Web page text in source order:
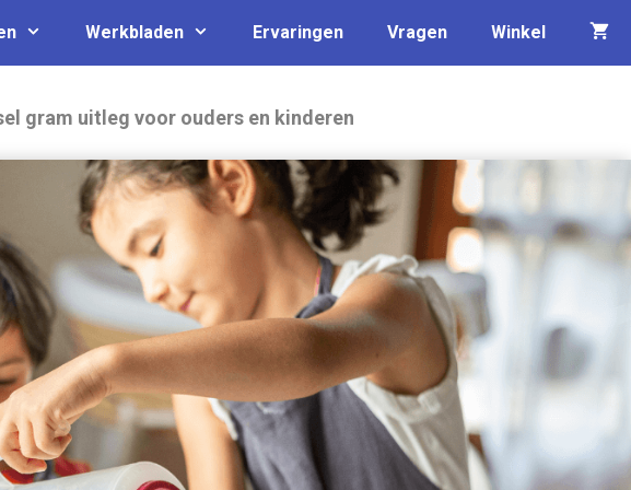
Werkbladen Ervaringen Vragen Winkel
gram uitleg voor ouders en kinderen